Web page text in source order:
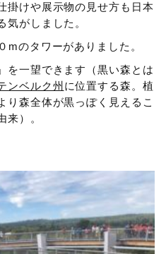
掛けや展示物の見せ方も日本
気がしました。
mのタワーがありました。
を一望できます（黒い森とは
ンベルク州 に位置する森。植
り森全体が黒っぽく見えるこ
来）。